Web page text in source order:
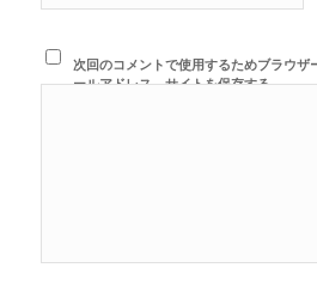
次回のコメントで使用するためブラウザ
ールアドレス、サイトを保存する。